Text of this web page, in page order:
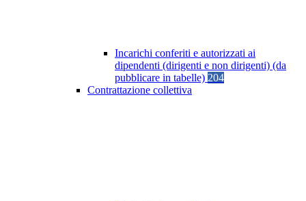
Incarichi conferiti e autorizzati ai
dipendenti (dirigenti e non dirigenti) (da
pubblicare in tabelle) 204
Contrattazione collettiva